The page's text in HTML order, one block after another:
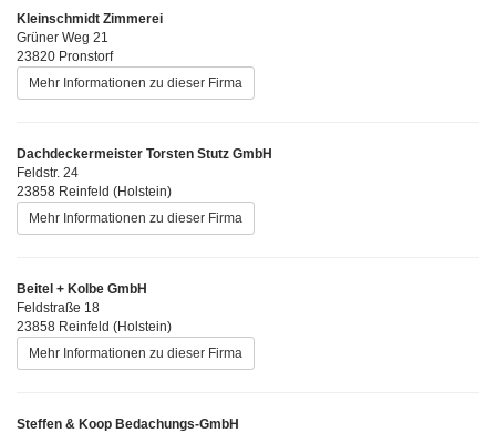
Kleinschmidt Zimmerei
Grüner Weg 21
23820 Pronstorf
Mehr Informationen zu dieser Firma
Dachdeckermeister Torsten Stutz GmbH
Feldstr. 24
23858 Reinfeld (Holstein)
Mehr Informationen zu dieser Firma
Beitel + Kolbe GmbH
Feldstraße 18
23858 Reinfeld (Holstein)
Mehr Informationen zu dieser Firma
Steffen & Koop Bedachungs-GmbH